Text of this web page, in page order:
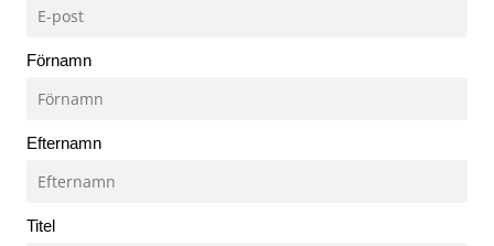
Förnamn
Efternamn
Titel